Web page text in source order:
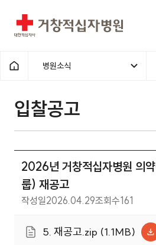
거창적십자병원
홈으로
병원소식
입찰공고
2026년 거창적십자병원 의
룹) 재공고
작성일2026.04.29조회수161
5. 재공고.zip (1.1MB)